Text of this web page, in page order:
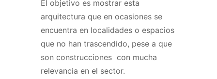
El objetivo es mostrar esta
arquitectura que en ocasiones se
encuentra en localidades o espacios
que no han trascendido, pese a que
son construcciones con mucha
relevancia en el sector.